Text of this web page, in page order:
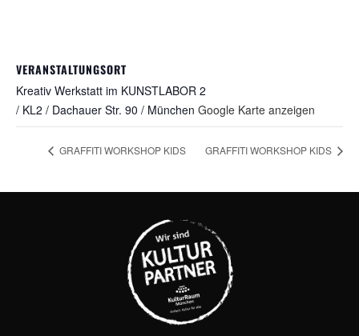
VERANSTALTUNGSORT
Kreativ Werkstatt im KUNSTLABOR 2
/ KL2 / Dachauer Str. 90 / München Google Karte anzeigen
GRAFFITI WORKSHOP KIDS GRAFFITI WORKSHOP KIDS